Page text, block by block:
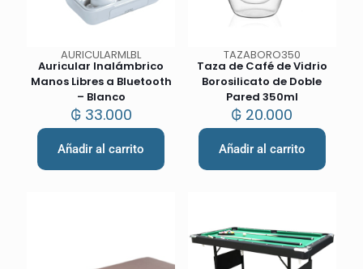
AURICULARMLBL
Auricular Inalámbrico
Manos Libres a Bluetooth
– Blanco
₲33.000
Añadir al carrito
TAZABORO350
Taza de Café de Vidrio
Borosilicato de Doble
Pared 350ml
₲ 20.000
Añadir al carrito